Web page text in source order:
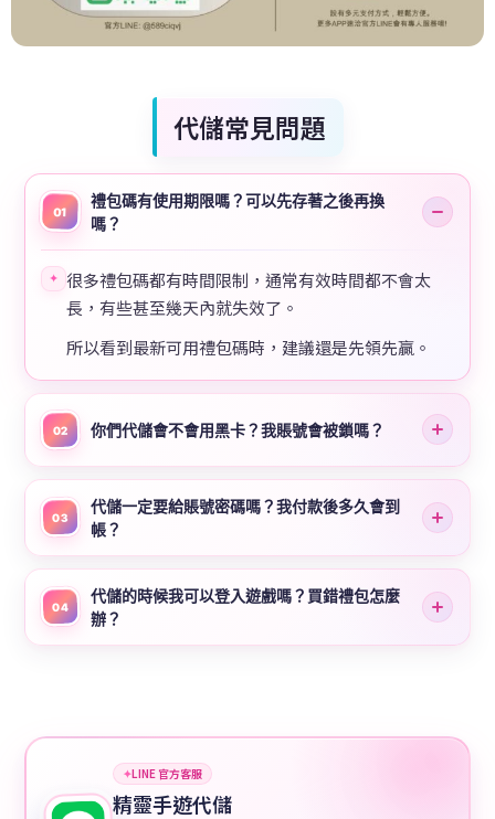
代儲常見問題
01
禮包碼有使用期限嗎？可以先存著之後再換
嗎？
✦ 很多禮包碼都有時間限制，通常有效時間都不會太
長，有些甚至幾天內就失效了。
所以看到最新可用禮包碼時，建議還是先領先贏。
02 你們代儲會不會用黑卡？我賬號會被鎖嗎？
03
代儲一定要給賬號密碼嗎？我付款後多久會到
帳？
04
代儲的時候我可以登入遊戲嗎？買錯禮包怎麼
辦？
✦LINE 官方客服
精靈手遊代儲